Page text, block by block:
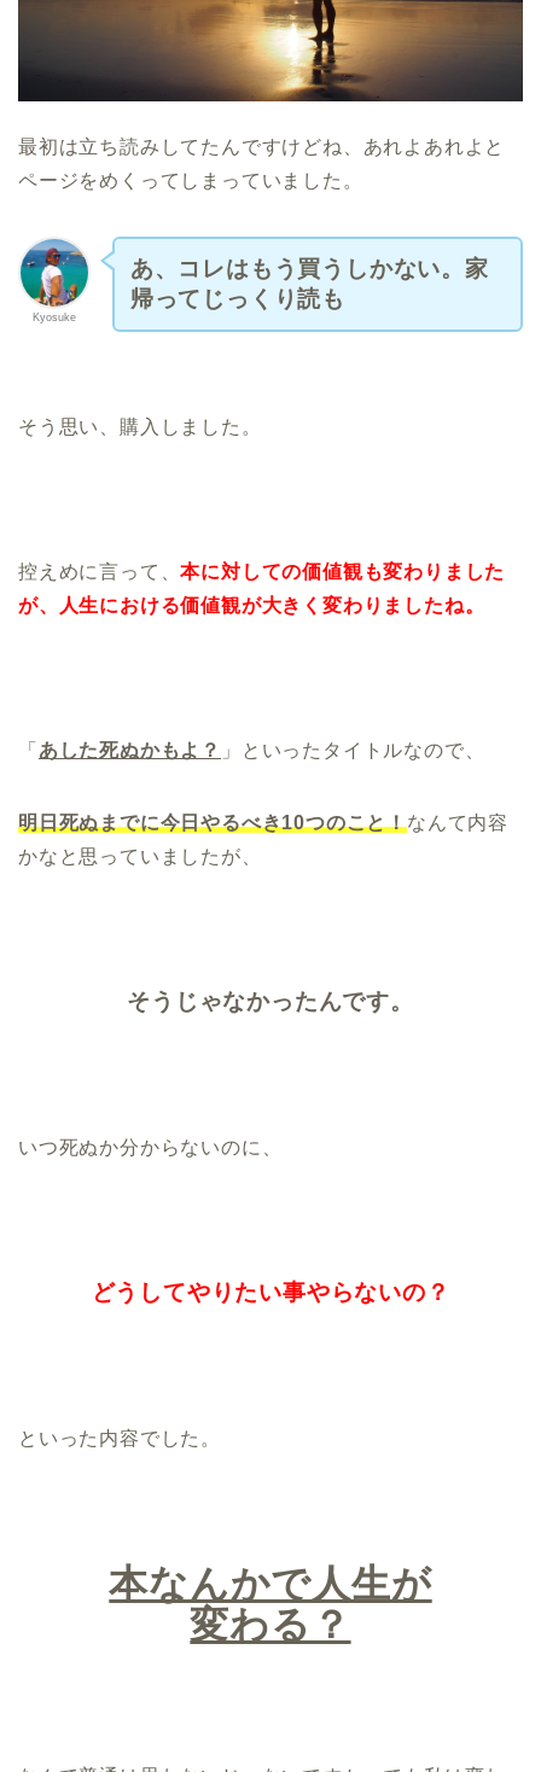
最初は立ち読みしてたんですけどね、あれよあれよと
ページをめくってしまっていました。
Kyosuke
あ、コレはもう買うしかない。家
帰ってじっくり読も
そう思い、購入しました。
控えめに言って、本に対しての価値観も変わりました
が、人生における価値観が大きく変わりましたね。
「 あした死ぬかもよ？ 」といったタイトルなので、
明日死ぬまでに今日やるべき10つのこと！なんて内容
かなと思っていましたが、
そうじゃなかったんです。
いつ死ぬか分からないのに、
どうしてやりたい事やらないの？
といった内容でした。
本なんかで人生が
変わる？